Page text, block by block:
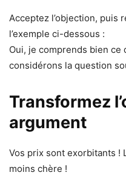
Acceptez l’objection, puis
l’exemple ci-dessous :
Oui, je comprends bien ce
considérons la question
Transformez
argument
Vos prix sont exorbitants !
moins chère !